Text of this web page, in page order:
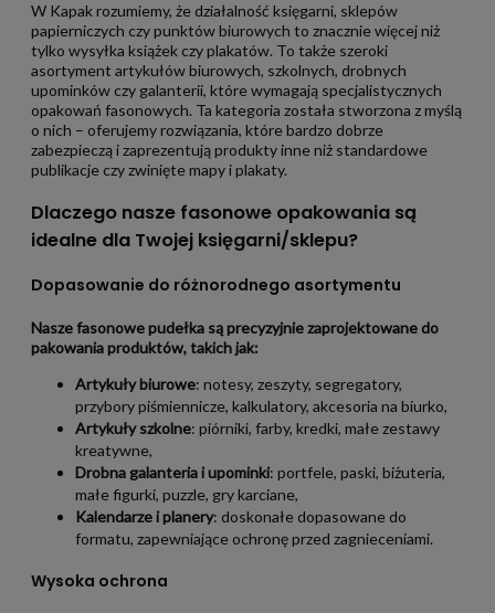
W Kapak rozumiemy, że działalność księgarni, sklepów
papierniczych czy punktów biurowych to znacznie więcej niż
tylko wysyłka książek czy plakatów. To także szeroki
asortyment artykułów biurowych, szkolnych, drobnych
upominków czy galanterii, które wymagają specjalistycznych
opakowań fasonowych. Ta kategoria została stworzona z myślą
o nich – oferujemy rozwiązania, które bardzo dobrze
zabezpieczą i zaprezentują produkty inne niż standardowe
publikacje czy zwinięte mapy i plakaty.
Dlaczego nasze fasonowe opakowania są
idealne dla Twojej księgarni/sklepu?
Dopasowanie do różnorodnego asortymentu
Nasze fasonowe pudełka są precyzyjnie zaprojektowane do
pakowania produktów, takich jak:
Artykuły biurowe: notesy, zeszyty, segregatory,
przybory piśmiennicze, kalkulatory, akcesoria na biurko,
Artykuły szkolne: piórniki, farby, kredki, małe zestawy
kreatywne,
Drobna galanteria i upominki: portfele, paski, biżuteria,
małe figurki, puzzle, gry karciane,
Kalendarze i planery: doskonałe dopasowane do
formatu, zapewniające ochronę przed zagnieceniami.
Wysoka ochrona